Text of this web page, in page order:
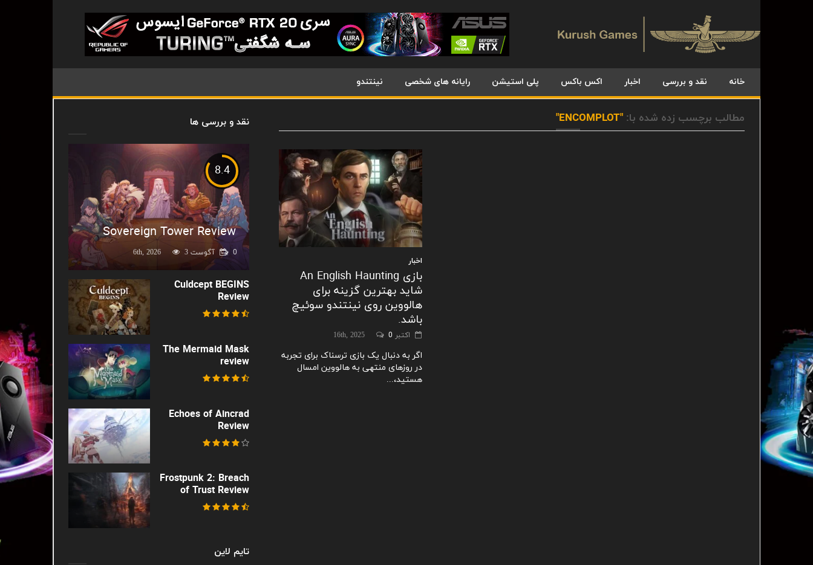
خانه نقد و بررسی اخبار اکس باکس پلی استیشن رایانه های شخصی نینتندو
مطالب برچسب زده شده با: "ENCOMPLOT"
اخبار
بازی An English Haunting
شاید بهترین گزینه برای
هالووین روی نینتندو سوئیچ
باشد.
اکتبر 16th, 2025 0
اگر به دنبال یک بازی ترسناک برای تجربه
در روزهای منتهی به هالووین امسال
هستید،...
نقد و بررسی ها
8.4
Sovereign Tower Review
آگوست 6th, 2026 3 0
Culdcept BEGINS
Review
The Mermaid Mask
review
Echoes of Aincrad
Review
Frostpunk 2: Breach
of Trust Review
تایم لاین